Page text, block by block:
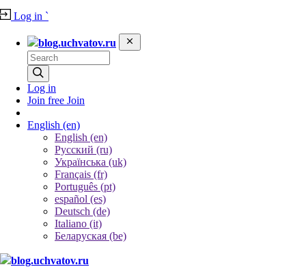
Log in `
blog.uchvatov.ru
Log in
Join free Join
English (en)
English (en)
Русский (ru)
Українська (uk)
Français (fr)
Português (pt)
español (es)
Deutsch (de)
Italiano (it)
Беларуская (be)
blog.uchvatov.ru